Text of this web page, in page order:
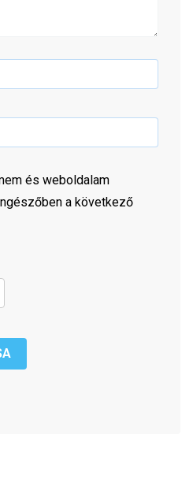
és weboldalam
a következő